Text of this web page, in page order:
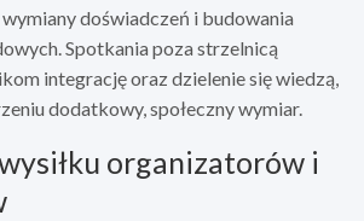
doświadczeń i budowania
Spotkania poza strzelnicą
integrację oraz dzielenie się wiedzą,
dodatkowy, społeczny wymiar.
organizatorów i